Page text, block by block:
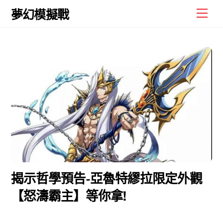
Skip
夢幻模擬戰
揭示哲學預告-亞魯特繆拉限定外觀
【怒濤霸主】等你拿!